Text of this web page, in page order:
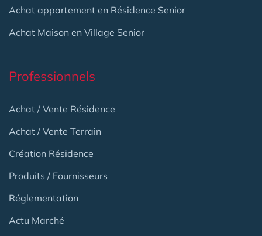
Achat appartement en Résidence Senior
Achat Maison en Village Senior
Professionnels
Achat / Vente Résidence
Achat / Vente Terrain
Création Résidence
Produits / Fournisseurs
Réglementation
Actu Marché